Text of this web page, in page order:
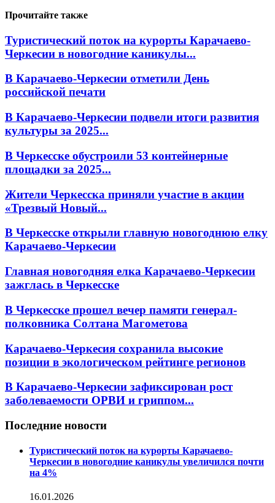
Прочитайте также
Туристический поток на курорты Карачаево-
Черкесии в новогодние каникулы...
В Карачаево-Черкесии отметили День
российской печати
В Карачаево-Черкесии подвели итоги развития
культуры за 2025...
В Черкесске обустроили 53 контейнерные
площадки за 2025...
Жители Черкесска приняли участие в акции
«Трезвый Новый...
В Черкесске открыли главную новогоднюю елку
Карачаево-Черкесии
Главная новогодняя елка Карачаево-Черкесии
зажглась в Черкесске
В Черкесске прошел вечер памяти генерал-
полковника Солтана Магометова
Карачаево-Черкесия сохранила высокие
позиции в экологическом рейтинге регионов
В Карачаево-Черкесии зафиксирован рост
заболеваемости ОРВИ и гриппом...
Последние новости
Туристический поток на курорты Карачаево-
Черкесии в новогодние каникулы увеличился почти
на 4%
16.01.2026